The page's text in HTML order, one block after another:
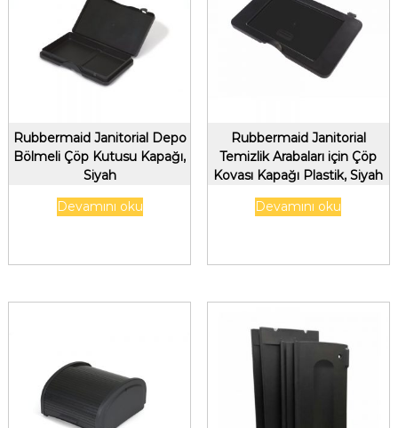
Rubbermaid Janitorial Depo
Bölmeli Çöp Kutusu Kapağı,
Siyah
Devamını oku
Rubbermaid Janitorial
Temizlik Arabaları için Çöp
Kovası Kapağı Plastik, Siyah
Devamını oku